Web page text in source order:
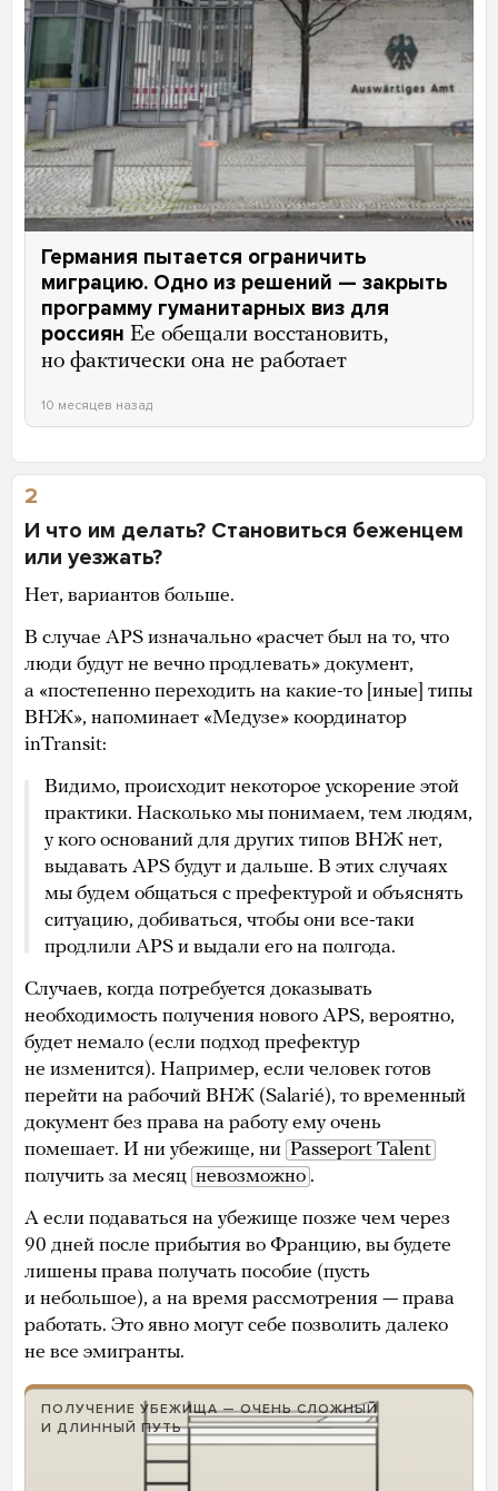
Германия пытается ограничить
миграцию. Одно из решений — закрыть
программу гуманитарных виз для
россиян Ее обещали восстановить,
но фактически она не работает
10 месяцев назад
2
И что им делать? Становиться беженцем
или уезжать?
Нет, вариантов больше.
В случае APS изначально «расчет был на то, что
люди будут не вечно продлевать» документ,
а «постепенно переходить на какие-то [иные] типы
ВНЖ», напоминает «Медузе» координатор
inTransit:
Видимо, происходит некоторое ускорение этой
практики. Насколько мы понимаем, тем людям,
у кого оснований для других типов ВНЖ нет,
выдавать APS будут и дальше. В этих случаях
мы будем общаться с префектурой и объяснять
ситуацию, добиваться, чтобы они все-таки
продлили APS и выдали его на полгода.
Случаев, когда потребуется доказывать
необходимость получения нового APS, вероятно,
будет немало (если подход префектур
не изменится). Например, если человек готов
перейти на рабочий ВНЖ (Salarié), то временный
документ без права на работу ему очень
помешает. И ни убежище, ни Passeport Talent
получить за месяц невозможно .
А если подаваться на убежище позже чем через
90 дней после прибытия во Францию, вы будете
лишены права получать пособие (пусть
и небольшое), а на время рассмотрения — права
работать. Это явно могут себе позволить далеко
не все эмигранты.
ПОЛУЧЕНИЕ УБЕЖИЩА — ОЧЕНЬ СЛОЖНЫЙ
И ДЛИННЫЙ ПУТЬ